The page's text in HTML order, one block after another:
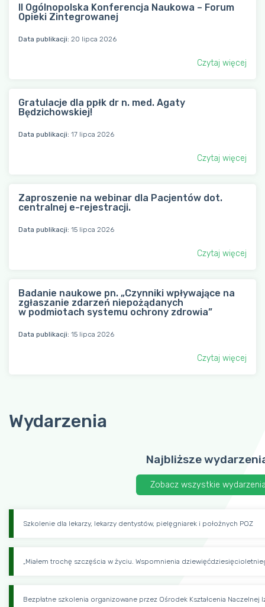
II Ogólnopolska Konferencja Naukowa – Forum
Opieki Zintegrowanej
Data publikacji: 20 lipca 2026
Czytaj więcej
Gratulacje dla ppłk dr n. med. Agaty
Będzichowskiej!
Data publikacji: 17 lipca 2026
Czytaj więcej
Zaproszenie na webinar dla Pacjentów dot.
centralnej e-rejestracji.
Data publikacji: 15 lipca 2026
Czytaj więcej
Badanie naukowe pn. „Czynniki wpływające na
zgłaszanie zdarzeń niepożądanych
w podmiotach systemu ochrony zdrowia”
Data publikacji: 15 lipca 2026
Czytaj więcej
Wydarzenia
Najbliższe
Zobacz wszystkie
Szkolenie dla lekarzy, lekarzy dentystów, pielęgniarek i położnych POZ
„Miałem trochę szczęścia w życiu. Wspomnienia
Bezpłatne szkolenia organizowane przez Ośrodek Kształcenia Naczelnej